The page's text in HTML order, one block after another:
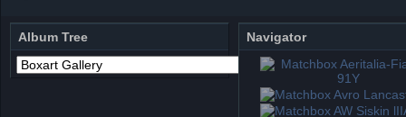
Album Tree Navigator